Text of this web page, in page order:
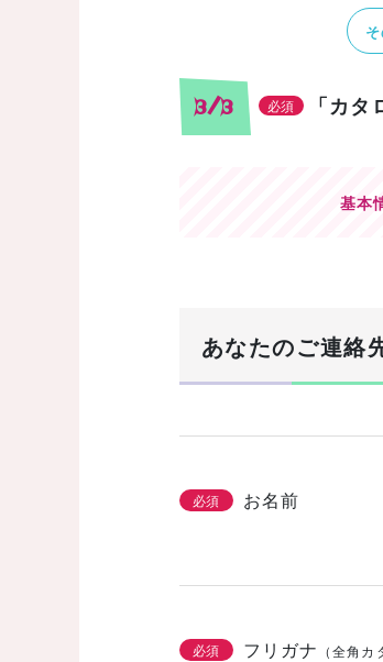
3/3 必須 「カ
基本
あなたのご連絡
必須 お名前
必須 フリガナ （全角カ